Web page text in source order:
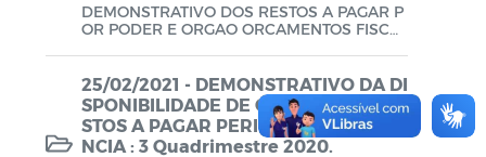
DEMONSTRATIVO DOS RESTOS A PAGAR P
OR PODER E ORGAO ORCAMENTOS FISCAL
25/02/2021 - DEMONSTRATIVO DA DI
SPONIBILIDADE DE CAIXA E DOS RE
STOS A PAGAR PERIODO DE REFERE
NCIA : 3 Quadrimestre 2020.